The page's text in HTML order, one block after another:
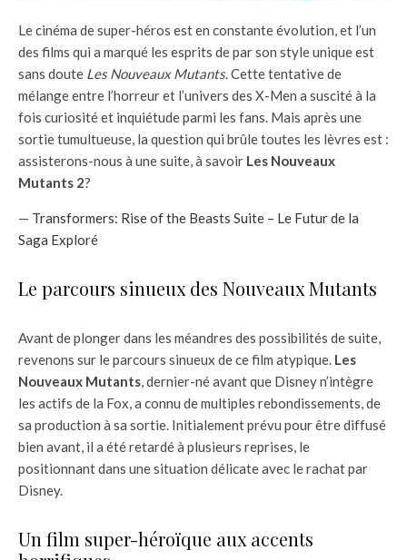
Le cinéma de super-héros est en constante évolution, et l’un
des films qui a marqué les esprits de par son style unique est
sans doute Les Nouveaux Mutants. Cette tentative de
mélange entre l’horreur et l’univers des X-Men a suscité à la
fois curiosité et inquiétude parmi les fans. Mais après une
sortie tumultueuse, la question qui brûle toutes les lèvres est :
assisterons-nous à une suite, à savoir Les Nouveaux
Mutants 2?
— Transformers: Rise of the Beasts Suite – Le Futur de la
Saga Exploré
Le parcours sinueux des Nouveaux Mutants
Avant de plonger dans les méandres des possibilités de suite,
revenons sur le parcours sinueux de ce film atypique. Les
Nouveaux Mutants, dernier-né avant que Disney n’intègre
les actifs de la Fox, a connu de multiples rebondissements, de
sa production à sa sortie. Initialement prévu pour être diffusé
bien avant, il a été retardé à plusieurs reprises, le
positionnant dans une situation délicate avec le rachat par
Disney.
Un film super-héroïque aux accents